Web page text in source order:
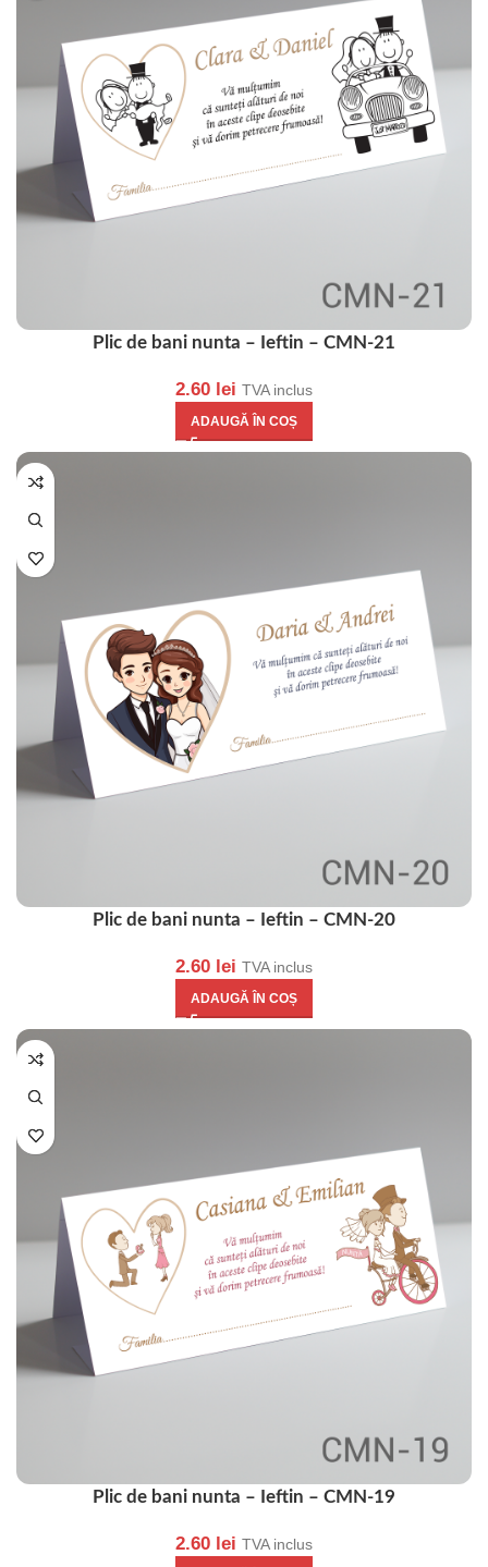
Plic de bani nunta – Ieftin – CMN-21
2.60 lei TVA inclus
ADAUGĂ ÎN COȘ
Plic de bani nunta – Ieftin – CMN-20
2.60 lei TVA inclus
ADAUGĂ ÎN COȘ
Plic de bani nunta – Ieftin – CMN-19
2.60 lei TVA inclus